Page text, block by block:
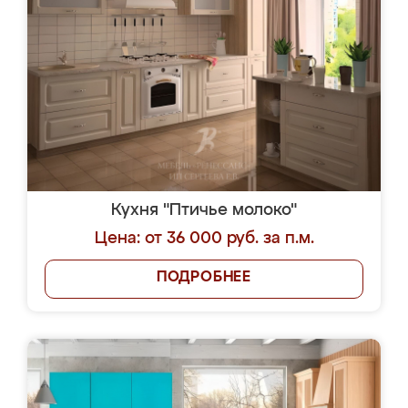
Кухня "Птичье молоко"
Цена: от 36 000 руб. за п.м.
ПОДРОБНЕЕ